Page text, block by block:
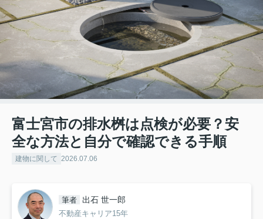
富士宮市の排水桝は点検が必要？安
全な方法と自分で確認できる手順
建物に関して 2026.07.06
筆者 出石 世一郎
不動産キャリア15年